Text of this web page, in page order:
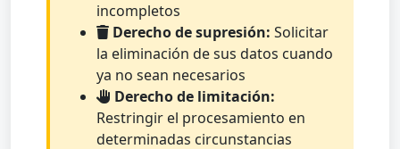
incompletos
Derecho de supresión: Solicitar
la eliminación de sus datos cuando
ya no sean necesarios
Derecho de limitación:
Restringir el procesamiento en
determinadas circunstancias